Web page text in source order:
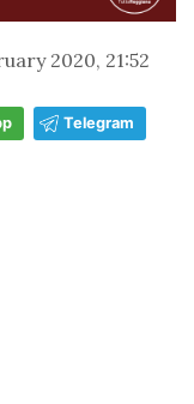
2020, 21:52
Telegram